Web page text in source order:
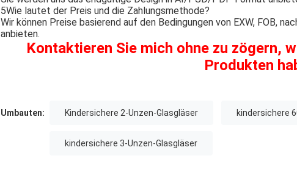
5Wie lautet der Preis und die Zahlungsmethode?
Wir können Preise basierend auf den Bedingungen von EXW, FOB,
anbieten.
Kontaktieren Sie mich ohne zu zögern,
Produkten
Umbauten: Kindersichere 2-Unzen-Glasgläser kindersichere
kindersichere 3-Unzen-Glasgläser